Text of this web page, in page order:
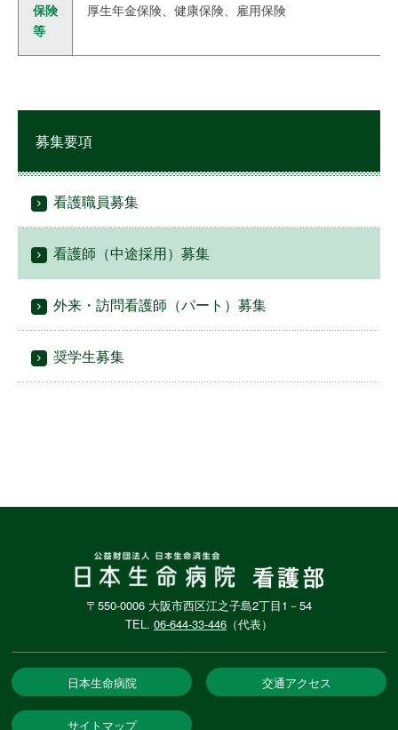
保険
等
厚生年金保険、健康保険、雇用保険
募集要項
看護職員募集
看護師（中途採用）募集
外来・訪問看護師（パート）募集
奨学生募集
〒550-0006 大阪市西区江之子島2丁目1－54
TEL. 06-644-33-446 （代表）
日本生命病院 交通アクセス
サイトマップ